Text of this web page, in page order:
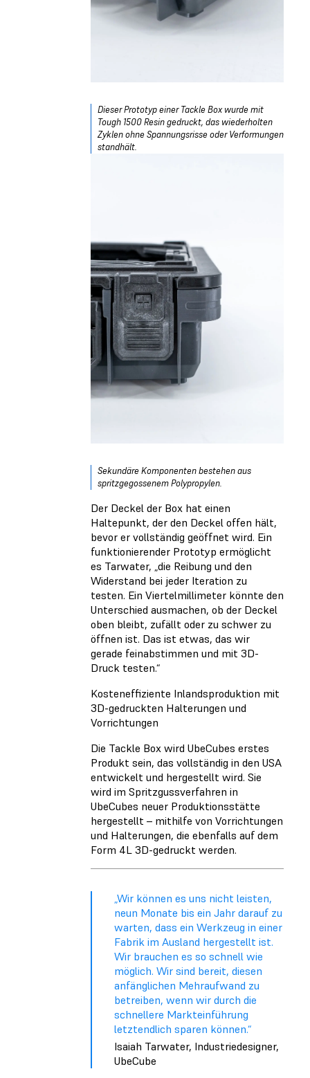
Dieser Prototyp einer Tackle Box wurde mit
Tough 1500 Resin gedruckt, das wiederholten
Zyklen ohne Spannungsrisse oder Verformungen
standhält.
Sekundäre Komponenten bestehen aus
spritzgegossenem Polypropylen.
Der Deckel der Box hat einen
Haltepunkt, der den Deckel offen hält,
bevor er vollständig geöffnet wird. Ein
funktionierender Prototyp ermöglicht
es Tarwater, „die Reibung und den
Widerstand bei jeder Iteration zu
testen. Ein Viertelmillimeter könnte den
Unterschied ausmachen, ob der Deckel
oben bleibt, zufällt oder zu schwer zu
öffnen ist. Das ist etwas, das wir
gerade feinabstimmen und mit 3D-
Druck testen.“
Kosteneffiziente Inlandsproduktion mit
3D-gedruckten Halterungen und
Vorrichtungen
Die Tackle Box wird UbeCubes erstes
Produkt sein, das vollständig in den USA
entwickelt und hergestellt wird. Sie
wird im Spritzgussverfahren in
UbeCubes neuer Produktionsstätte
hergestellt – mithilfe von Vorrichtungen
und Halterungen, die ebenfalls auf dem
Form 4L 3D-gedruckt werden.
„Wir können es uns nicht leisten,
neun Monate bis ein Jahr darauf zu
warten, dass ein Werkzeug in einer
Fabrik im Ausland hergestellt ist.
Wir brauchen es so schnell wie
möglich. Wir sind bereit, diesen
anfänglichen Mehraufwand zu
betreiben, wenn wir durch die
schnellere Markteinführung
letztendlich sparen können.“
Isaiah Tarwater, Industriedesigner,
UbeCube